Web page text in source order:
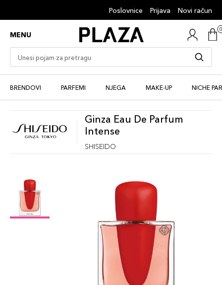
Poslovnice Prijava Novi račun
MENU
BRENDOVI PARFEMI NJEGA MAKE-UP NICHE
Ginza Eau De Parfum
Intense
SHISEIDO